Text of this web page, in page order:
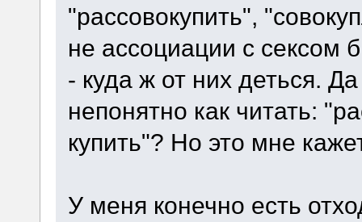
"рассовокупить",
не ассоциации с сексом
- куда ж от них деться.
непонятно как читать:
купить"? Но это мне
У меня конечно есть